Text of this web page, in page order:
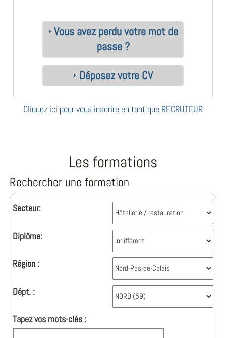
Vous avez perdu votre mot de
passe ?
Déposez votre CV
Cliquez ici pour vous inscrire en tant que RECRUTEUR
Les formations
Rechercher une formation
Secteur:
Diplôme:
Région :
Dépt. :
Tapez vos mots-clés :